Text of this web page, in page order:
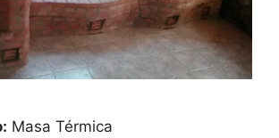
Masa Térmica